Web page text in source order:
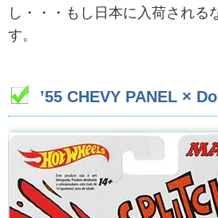
し・・・もし日本に入荷される
す。
’55 CHEVY PANEL ×